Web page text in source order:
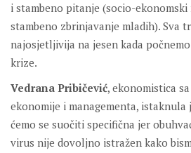
i stambeno pitanje (socio-
stambeno zbrinjavanje mladih). Sva
najosjetljivija na jesen kada
krize.
Vedrana Pribičević, ekonomistica
ekonomije i managementa,
ćemo se suočiti specifična jer
virus nije dovoljno istražen kako